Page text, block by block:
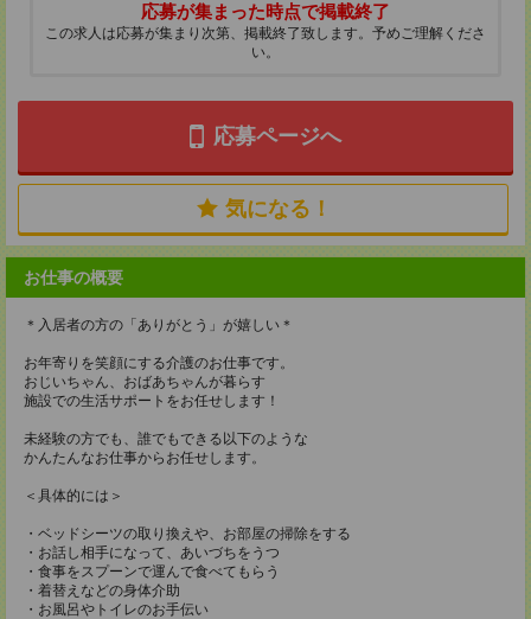
応募が集まった時点で掲載終了
この求人は応募が集まり次第、掲載終了致します。予めご理解くださ
い。
応募ページへ
気になる！
お仕事の概要
＊入居者の方の「ありがとう」が嬉しい＊
お年寄りを笑顔にする介護のお仕事です。
おじいちゃん、おばあちゃんが暮らす
施設での生活サポートをお任せします！
未経験の方でも、誰でもできる以下のような
かんたんなお仕事からお任せします。
＜具体的には＞
・ベッドシーツの取り換えや、お部屋の掃除をする
・お話し相手になって、あいづちをうつ
・食事をスプーンで運んで食べてもらう
・着替えなどの身体介助
・お風呂やトイレのお手伝い